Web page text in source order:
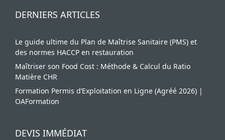
DERNIERS ARTICLES
Le guide ultime du Plan de Maîtrise Sanitaire (PMS) et
des normes HACCP en restauration
Maîtriser son Food Cost : Méthode & Calcul du Ratio
Matière CHR
Formation Permis d’Exploitation en Ligne (Agréé 2026) |
OAFormation
DEVIS IMMÉDIAT